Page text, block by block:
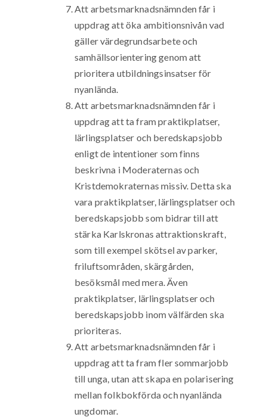
Att arbetsmarknadsnämnden får i
uppdrag att öka ambitionsnivån vad
gäller värdegrundsarbete och
samhällsorientering genom att
prioritera utbildningsinsatser för
nyanlända.
Att arbetsmarknadsnämnden får i
uppdrag att ta fram praktikplatser,
lärlingsplatser och beredskapsjobb
enligt de intentioner som finns
beskrivna i Moderaternas och
Kristdemokraternas missiv. Detta ska
vara praktikplatser, lärlingsplatser och
beredskapsjobb som bidrar till att
stärka Karlskronas attraktionskraft,
som till exempel skötsel av parker,
friluftsområden, skärgården,
besöksmål med mera. Även
praktikplatser, lärlingsplatser och
beredskapsjobb inom välfärden ska
prioriteras.
Att arbetsmarknadsnämnden får i
uppdrag att ta fram fler sommarjobb
till unga, utan att skapa en polarisering
mellan folkbokförda och nyanlända
ungdomar.